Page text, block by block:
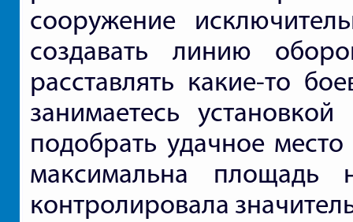
сооружение
создавать линию
расставлять какие-то
занимаетесь
подобрать удачное
максимальна
контролировала